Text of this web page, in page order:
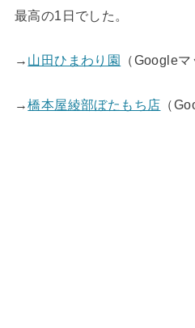
最高の1日でした。
→ 山田ひまわり園 （Googleマ
→橋本屋綾部ぼたもち店 （